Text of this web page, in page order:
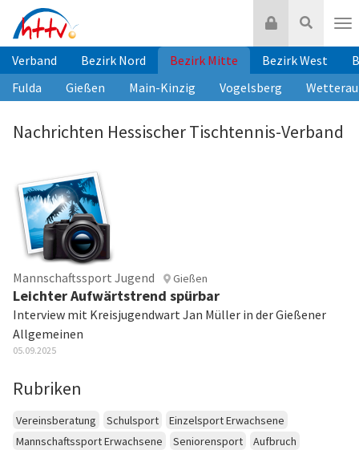
Inhalt
springen
Suche
Login
Verband Bezirk Nord Bezirk Mitte Bezirk West
Fulda
Gießen Main-Kinzig Vogelsberg Wetterau
Nachrichten Hessischer Tischtennis-Verband
Mannschaftssport Jugend Gießen
Leichter Aufwärtstrend spürbar
Interview mit Kreisjugendwart Jan Müller in der Gießener
Allgemeinen
05.09.2025
Rubriken
Vereinsberatung Schulsport
Einzelsport Erwachsene
Mannschaftssport Erwachsene
Seniorensport
Aufbruch